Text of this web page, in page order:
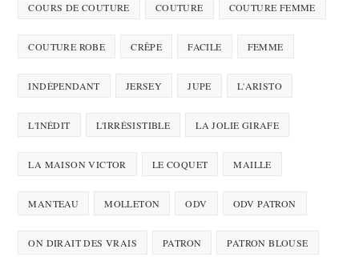
COURS DE COUTURE COUTURE COUTURE FEMME
COUTURE ROBE CRÊPE FACILE FEMME
INDÉPENDANT JERSEY JUPE L'ARISTO
L'INÉDIT L'IRRÉSISTIBLE LA JOLIE GIRAFE
LA MAISON VICTOR LE COQUET MAILLE
MANTEAU MOLLETON ODV ODV PATRON
ON DIRAIT DES VRAIS PATRON PATRON BLOUSE